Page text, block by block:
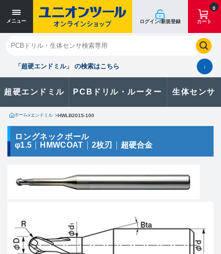
メニュー ログイン/新規登録
0
カート
「超硬エンドミル」 の検索はこちら ↓
超硬エンドミル PCBドリル・ルーター 生体センサ
閉じる
お気に入り クイックオーダー 購入履歴
製品に関するお問い合わせはこちら
カタログ一覧
ホーム>エンドミル >HWLB2015-100
ロングネックボール
φ1.5
HMWCOAT 2枚刃 超硬合金
寸法単位 [mm]
寸法単位 [mm]